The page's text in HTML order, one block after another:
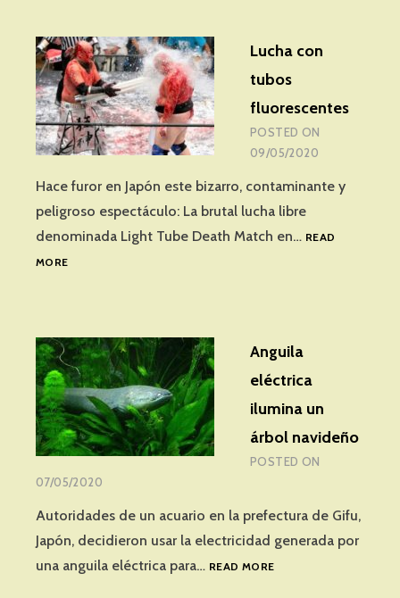
Lucha con
tubos
fluorescentes
POSTED ON
09/05/2020
Hace furor en Japón este bizarro, contaminante y
peligroso espectáculo: La brutal lucha libre
denominada Light Tube Death Match en… READ
MORELUCHA
Anguila
eléctrica
ilumina un
árbol navideño
POSTED ON
07/05/2020
Autoridades de un acuario en la prefectura de Gifu,
Japón, decidieron usar la electricidad generada por
una anguila eléctrica para… READ MOREANGUILA